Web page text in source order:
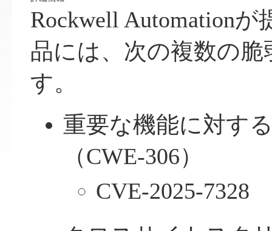
Rockwell Automation
品には、次の複数の
す。
重要な機能に対す
（CWE-306）
CVE-2025-7328